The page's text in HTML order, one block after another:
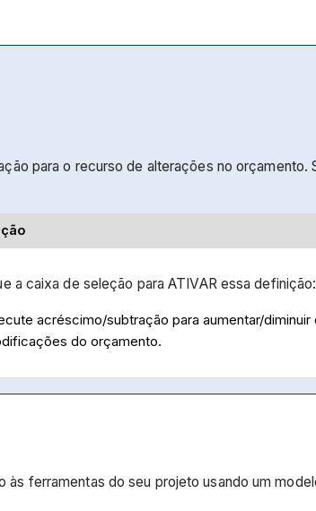
para o recurso de alterações no orçamento.
a caixa de seleção para ATIVAR essa definição:
acréscimo/subtração para aumentar/
do orçamento.
ferramentas do seu projeto usando um